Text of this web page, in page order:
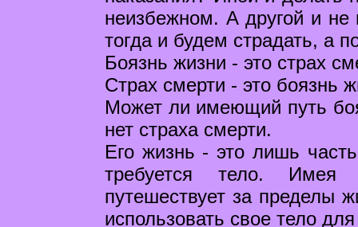
неизбежном. А другой и не
тогда и будем страдать, а
Боязнь жизни - это страх
Страх смерти - это боязнь
Может ли имеющий путь
нет страха смерти.
Его жизнь - это лишь
требуется тело.
путешествует за пределы
использовать свое тело